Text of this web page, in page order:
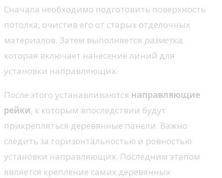
Сначала необходимо подготовить поверхность
потолка, очистив его от старых отделочных
материалов. Затем выполняется разметка,
которая включает нанесение линий для
установки направляющих.
После этого устанавливаются направляющие
рейки, к которым впоследствии будут
прикрепляться деревянные панели. Важно
следить за горизонтальностью и ровностью
установки направляющих. Последним этапом
является крепление самих деревянных